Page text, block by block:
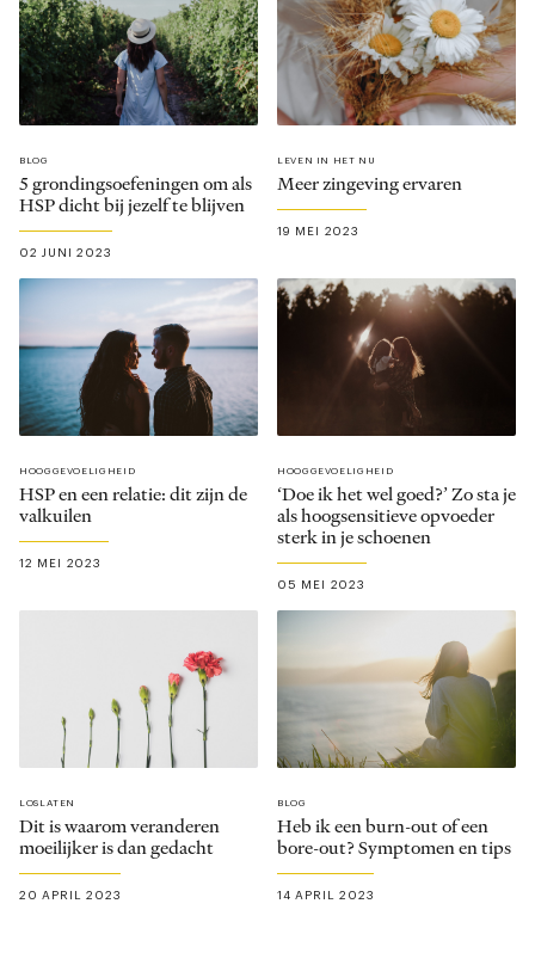
BLOG
5 grondingsoefeningen om als
HSP dicht bij jezelf te blijven
02 JUNI 2023
LEVEN IN HET NU
Meer zingeving ervaren
19 MEI 2023
HOOGGEVOELIGHEID
HSP en een relatie: dit zijn de
valkuilen
12 MEI 2023
HOOGGEVOELIGHEID
‘Doe ik het wel goed?’ Zo sta je
als hoogsensitieve opvoeder
sterk in je schoenen
05 MEI 2023
LOSLATEN
Dit is waarom veranderen
moeilijker is dan gedacht
20 APRIL 2023
BLOG
Heb ik een burn-out of een
bore-out? Symptomen en tips
14 APRIL 2023